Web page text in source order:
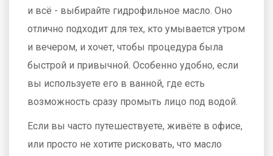
и всё - выбирайте гидрофильное масло. Оно
отлично подходит для тех, кто умывается утром
и вечером, и хочет, чтобы процедура была
быстрой и привычной. Особенно удобно, если
вы используете его в ванной, где есть
возможность сразу промыть лицо под водой.
Если вы часто путешествуете, живёте в офисе,
или просто не хотите рисковать, что масло